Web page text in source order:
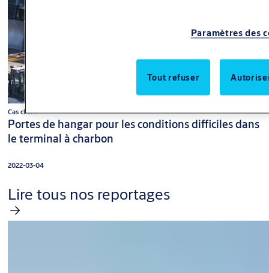
Cas client
Portes de hangar pour les conditions difficiles dans
le terminal à charbon
2022-03-04
Lire tous nos reportages
Paramètres des
Tout refuser